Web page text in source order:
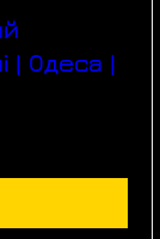
| Одеса |